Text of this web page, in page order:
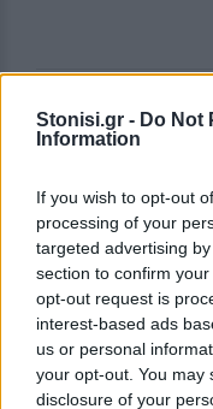
Stonisi.gr - Do Not
Information
If you wish to opt-out
processing of your
targeted advertising
section to confirm
opt-out request is
interest-based ads
us or personal
your opt-out. You may
disclosure of your
Η μηνιαία αμοιβή
μονάδες
Ρουμανία, η
η Πολωνία.
Τα υπόλοιπα
Επίδομα
Επίδομα γονικής